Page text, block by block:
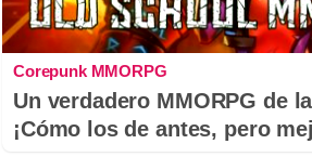
Corepunk MMORPG
Un verdadero MMORPG de
¡Cómo los de antes, pero